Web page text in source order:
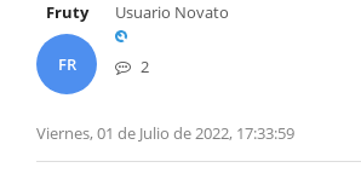
Fruty
FR
Usuario Novato
2
Viernes, 01 de Julio de 2022, 17:33:59